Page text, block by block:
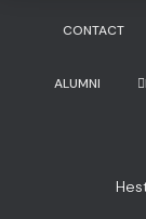
CONTACT
ALUMNI